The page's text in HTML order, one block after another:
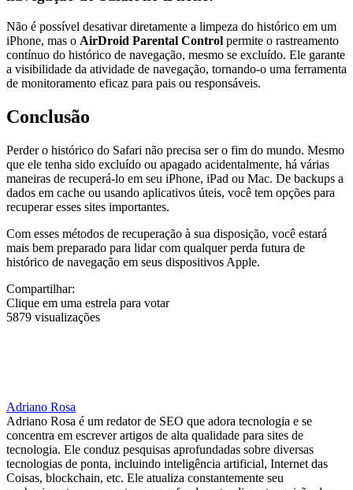
Não é possível desativar diretamente a limpeza do histórico em um
iPhone, mas o AirDroid Parental Control permite o rastreamento
contínuo do histórico de navegação, mesmo se excluído. Ele garante
a visibilidade da atividade de navegação, tornando-o uma ferramenta
de monitoramento eficaz para pais ou responsáveis.
Conclusão
Perder o histórico do Safari não precisa ser o fim do mundo. Mesmo
que ele tenha sido excluído ou apagado acidentalmente, há várias
maneiras de recuperá-lo em seu iPhone, iPad ou Mac. De backups a
dados em cache ou usando aplicativos úteis, você tem opções para
recuperar esses sites importantes.
Com esses métodos de recuperação à sua disposição, você estará
mais bem preparado para lidar com qualquer perda futura de
histórico de navegação em seus dispositivos Apple.
Compartilhar:
Clique em uma estrela para votar
5879 visualizações
Adriano Rosa
Adriano Rosa é um redator de SEO que adora tecnologia e se
concentra em escrever artigos de alta qualidade para sites de
tecnologia. Ele conduz pesquisas aprofundadas sobre diversas
tecnologias de ponta, incluindo inteligência artificial, Internet das
Coisas, blockchain, etc. Ele atualiza constantemente seu